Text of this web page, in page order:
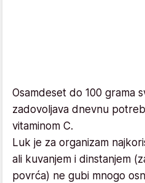
Osamdeset do 100 grama
zadovoljava dnevnu
vitaminom C.
Luk je za organizam
ali kuvanjem i dinstanjem
povrća) ne gubi mnogo